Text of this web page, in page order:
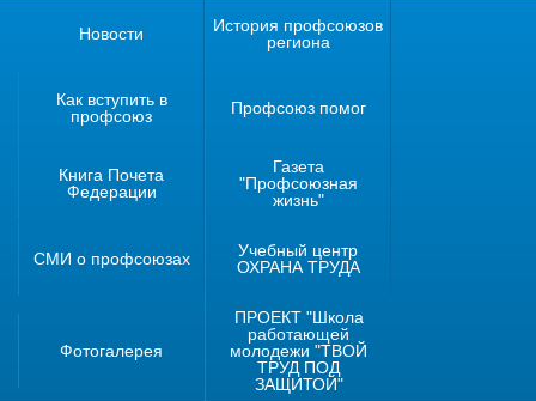
Новости
История профсоюзов
региона
Как вступить в
профсоюз
Профсоюз помог
Книга Почета
Федерации
Газета
"Профсоюзная
жизнь"
СМИ о профсоюзах
Учебный центр
ОХРАНА ТРУДА
Фотогалерея
ПРОЕКТ "Школа
работающей
молодежи "ТВОЙ
ТРУД ПОД
ЗАЩИТОЙ"